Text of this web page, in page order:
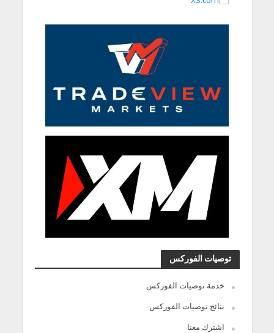
توصيات الفوركس
خدمة توصيات الفوركس
نتائج توصيات الفوركس
اشترك معنا